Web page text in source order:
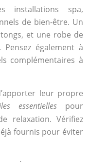
installations spa,
de bien-être. Un
et une robe de
également à
complémentaires à
leur propre
essentielles pour
relaxation. Vérifiez
fournis pour éviter